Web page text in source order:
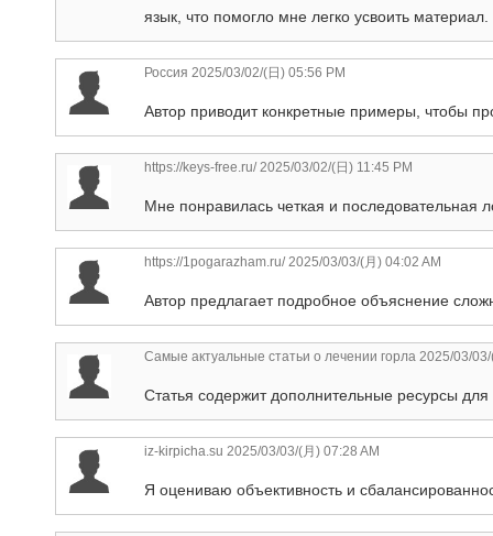
язык, что помогло мне легко усвоить
Россия 2025/03/02/(日) 05:56 PM
Автор приводит конкретные примеры, чтобы
https://keys-free.ru/2025/03/02/(日) 11:45 PM
Мне понравилась четкая и последовательная
https://1pogarazham.ru/2025/03/03/(月) 04:02 AM
Автор предлагает подробное объяснение
Самые актуальные статьи о лечении горла 2025/03/
Статья содержит дополнительные ресурсы для
iz-kirpicha.su 2025/03/03/(月) 07:28 AM
Я оцениваю объективность и